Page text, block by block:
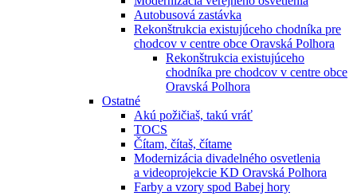
Autobusová zastávka
Rekonštrukcia existujúceho chodníka pre
chodcov v centre obce Oravská Polhora
Rekonštrukcia existujúceho
chodníka pre chodcov v centre obce
Oravská Polhora
Ostatné
Akú požičiaš, takú vráť
TOCS
Čítam, čítaš, čítame
Modernizácia divadelného osvetlenia
a videoprojekcie KD Oravská Polhora
Farby a vzory spod Babej hory